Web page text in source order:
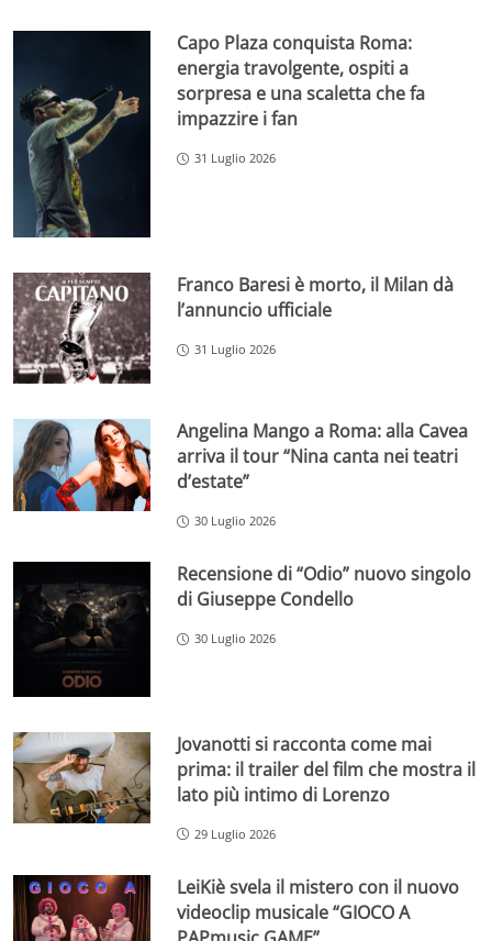
Capo Plaza conquista Roma:
energia travolgente, ospiti a
sorpresa e una scaletta che fa
impazzire i fan
31 Luglio 2026
Franco Baresi è morto, il Milan dà
l’annuncio ufficiale
31 Luglio 2026
Angelina Mango a Roma: alla Cavea
arriva il tour “Nina canta nei teatri
d’estate”
30 Luglio 2026
Recensione di “Odio” nuovo singolo
di Giuseppe Condello
30 Luglio 2026
Jovanotti si racconta come mai
prima: il trailer del film che mostra il
lato più intimo di Lorenzo
29 Luglio 2026
LeiKiè svela il mistero con il nuovo
videoclip musicale “GIOCO A